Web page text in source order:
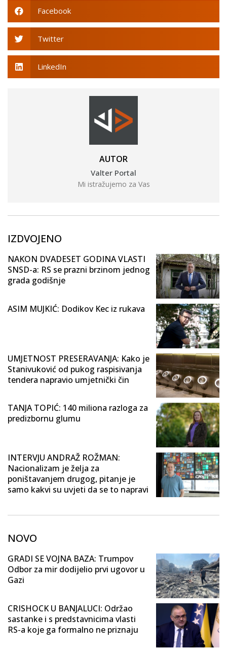
Facebook
Twitter
LinkedIn
AUTOR
Valter Portal
Mi istražujemo za Vas
IZDVOJENO
NAKON DVADESET GODINA VLASTI
SNSD-a: RS se prazni brzinom jednog
grada godišnje
ASIM MUJKIĆ: Dodikov Kec iz rukava
UMJETNOST PRESERAVANJA: Kako je
Stanivuković od pukog raspisivanja
tendera napravio umjetnički čin
TANJA TOPIĆ: 140 miliona razloga za
predizbornu glumu
INTERVJU ANDRAŽ ROŽMAN:
Nacionalizam je želja za
poništavanjem drugog, pitanje je
samo kakvi su uvjeti da se to napravi
NOVO
GRADI SE VOJNA BAZA: Trumpov
Odbor za mir dodijelio prvi ugovor u
Gazi
CRISHOCK U BANJALUCI: Održao
sastanke i s predstavnicima vlasti
RS-a koje ga formalno ne priznaju